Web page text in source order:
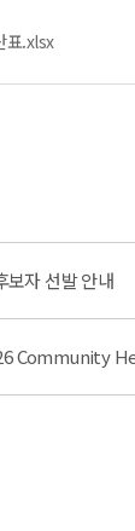
표.xlsx
자 선발 안내
Community